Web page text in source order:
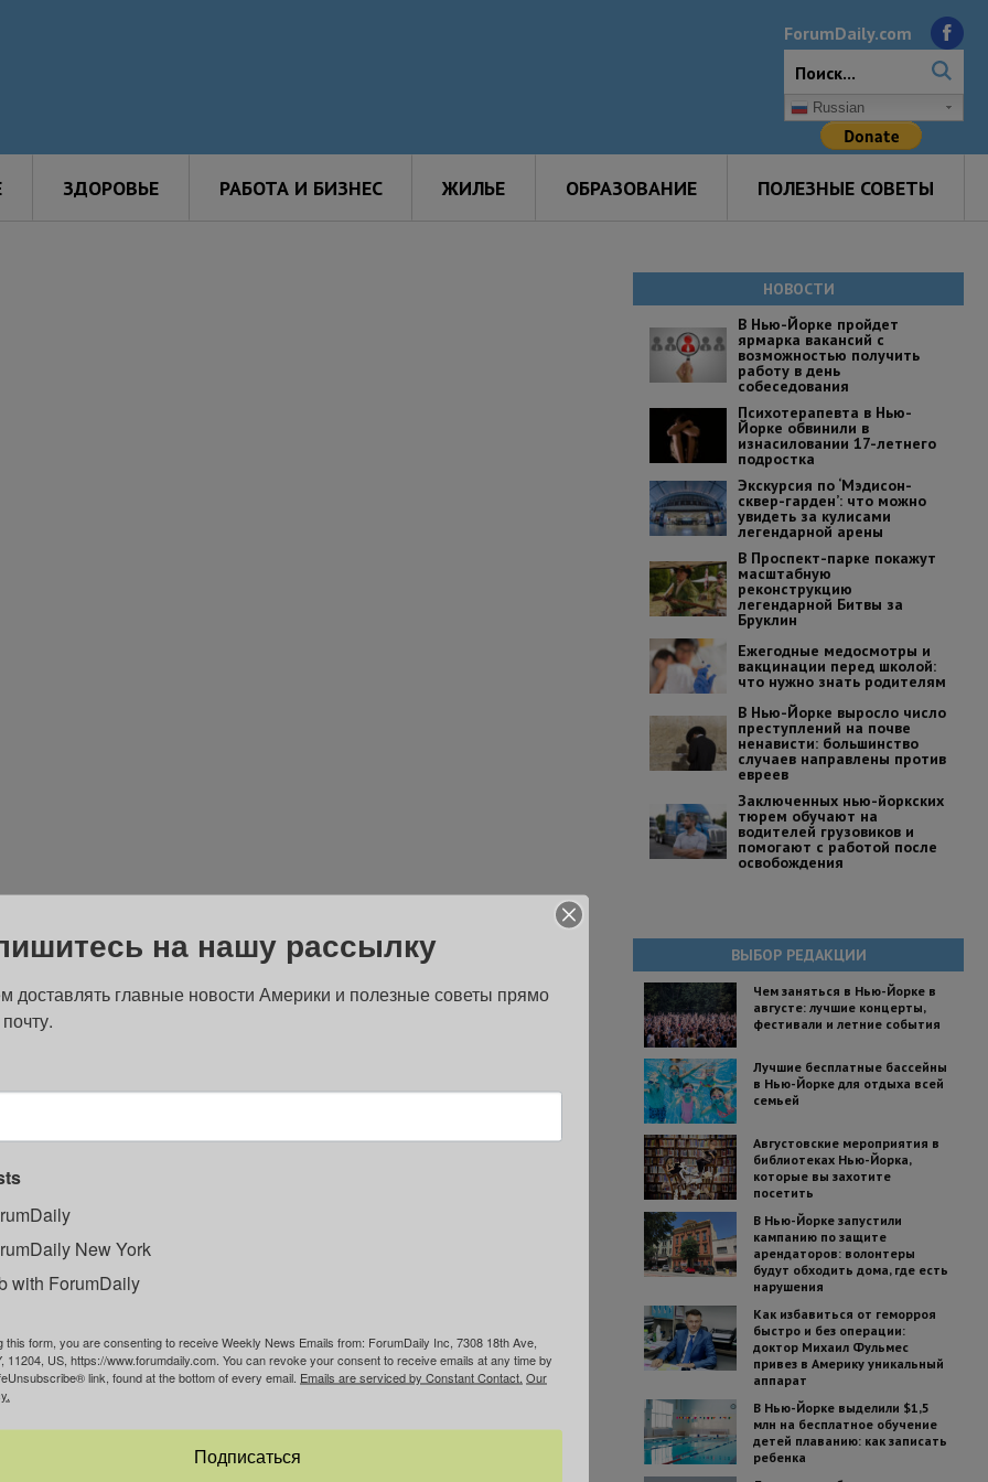
ForumDaily.com
Russian
ЗДОРОВЬЕ РАБОТА И БИЗНЕС ЖИЛЬЕ ОБРАЗОВАНИЕ ПОЛЕЗНЫЕ СОВЕТЫ
НОВОСТИ
В Нью-Йорке пройдет
ярмарка вакансий с
возможностью получить
работу в день
собеседования
Психотерапевта в Нью-
Йорке обвинили в
изнасиловании 17-летнего
подростка
Экскурсия по ‘Мэдисон-
сквер-гарден’: что можно
увидеть за кулисами
легендарной арены
В Проспект-парке покажут
масштабную
реконструкцию
легендарной Битвы за
Бруклин
Ежегодные медосмотры и
вакцинации перед школой:
что нужно знать родителям
В Нью-Йорке выросло число
преступлений на почве
ненависти: большинство
случаев направлены против
евреев
Заключенных нью-йоркских
тюрем обучают на
водителей грузовиков и
помогают с работой после
освобождения
ВЫБОР РЕДАКЦИИ
Чем заняться в Нью-Йорке в
августе: лучшие концерты,
фестивали и летние события
Лучшие бесплатные бассейны
в Нью-Йорке для отдыха всей
семьей
Августовские мероприятия в
библиотеках Нью-Йорка,
которые вы захотите
посетить
В Нью-Йорке запустили
кампанию по защите
арендаторов: волонтеры
будут обходить дома, где есть
нарушения
Как избавиться от геморроя
быстро и без операции:
доктор Михаил Фульмес
привез в Америку уникальный
аппарат
В Нью-Йорке выделили $1,5
млн на бесплатное обучение
детей плаванию: как записать
ребенка
на нашу рассылку
доставлять главные новости Америки и полезные советы прямо
New York
with ForumDaily
this form, you are consenting to receive Weekly News Emails from: ForumDaily Inc, 7308 18th Ave,
11204, US, https://www.forumdaily.com. You can revoke your consent to receive emails at any time by
link, found at the bottom of every email. Emails are serviced by Constant Contact. Our
Подписаться